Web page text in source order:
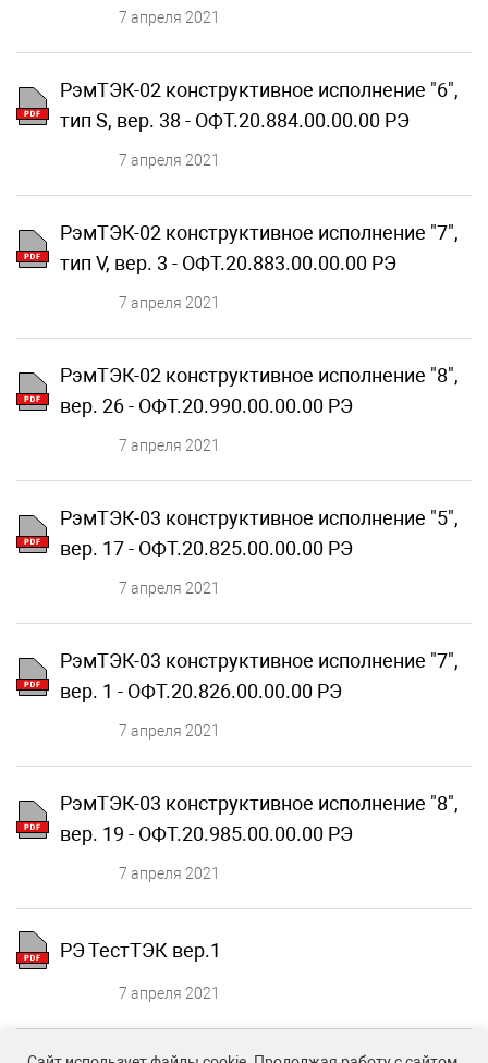
7 апреля 2021
РэмТЭК-02 конструктивное исполнение "6",
тип S, вер. 38 - ОФТ.20.884.00.00.00 РЭ
7 апреля 2021
РэмТЭК-02 конструктивное исполнение "7",
тип V, вер. 3 - ОФТ.20.883.00.00.00 РЭ
7 апреля 2021
РэмТЭК-02 конструктивное исполнение "8",
вер. 26 - ОФТ.20.990.00.00.00 РЭ
7 апреля 2021
РэмТЭК-03 конструктивное исполнение "5",
вер. 17 - ОФТ.20.825.00.00.00 РЭ
7 апреля 2021
РэмТЭК-03 конструктивное исполнение "7",
вер. 1 - ОФТ.20.826.00.00.00 РЭ
7 апреля 2021
РэмТЭК-03 конструктивное исполнение "8",
вер. 19 - ОФТ.20.985.00.00.00 РЭ
7 апреля 2021
РЭ ТестТЭК вер.1
7 апреля 2021